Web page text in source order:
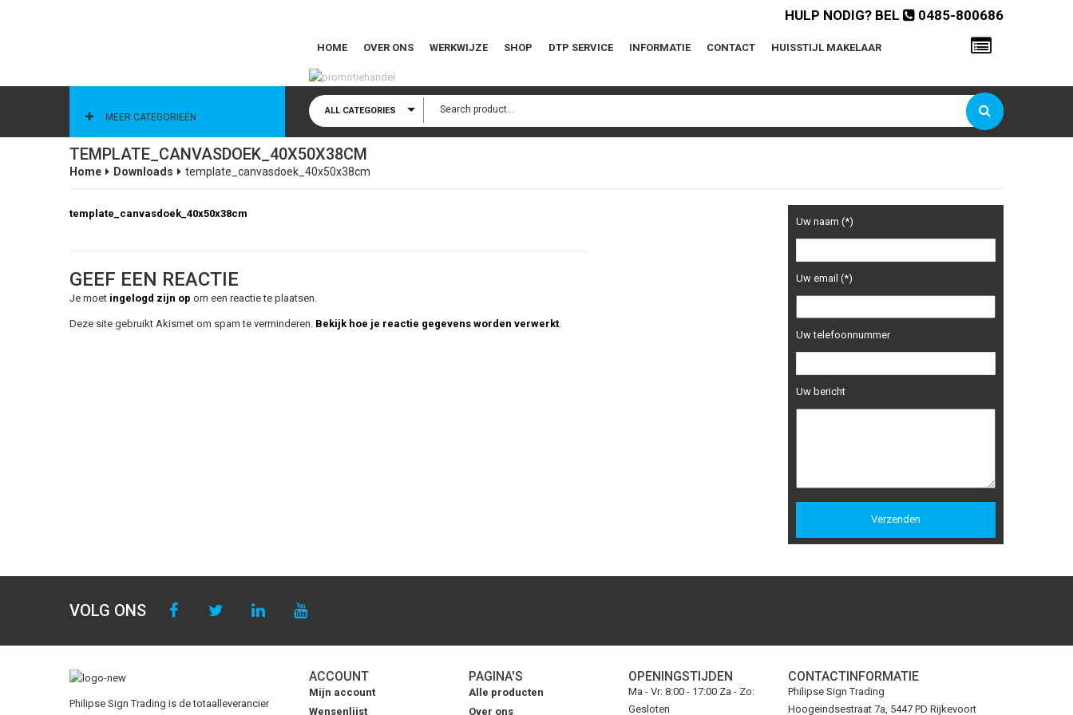
HULP NODIG? BEL 0485-800686
HOME OVER ONS WERKWIJZE SHOP DTP SERVICE INFORMATIE CONTACT HUISSTIJL MAKELAAR
Gebruikersnaam of e-mailadres
Onthoud mij
Wachtwoord vergeten?
CATEGORIEËN
MEER CATEGORIEËN
ALL CATEGORIES
TEMPLATE_CANVASDOEK_40X50X38CM
Home Downloads template_canvasdoek_40x50x38cm
template_canvasdoek_40x50x38cm
GEEF EEN REACTIE
Je moet ingelogd zijn op om een reactie te plaatsen.
Deze site gebruikt Akismet om spam te verminderen. Bekijk hoe je reactie gegevens worden verwerkt
Uw naam (*)
Uw email (*)
Uw telefoonnummer
Uw bericht
VOLG ONS
Philipse Sign Trading is de totaalleverancier
ACCOUNT
Mijn account
Wensenlijst
PAGINA'S
Alle producten
Over ons
OPENINGSTIJDEN
Ma - Vr: 8:00 - 17:00 Za - Zo:
Gesloten
CONTACTINFORMATIE
Philipse Sign Trading
Hoogeindsestraat 7a, 5447 PD Rijkevoort